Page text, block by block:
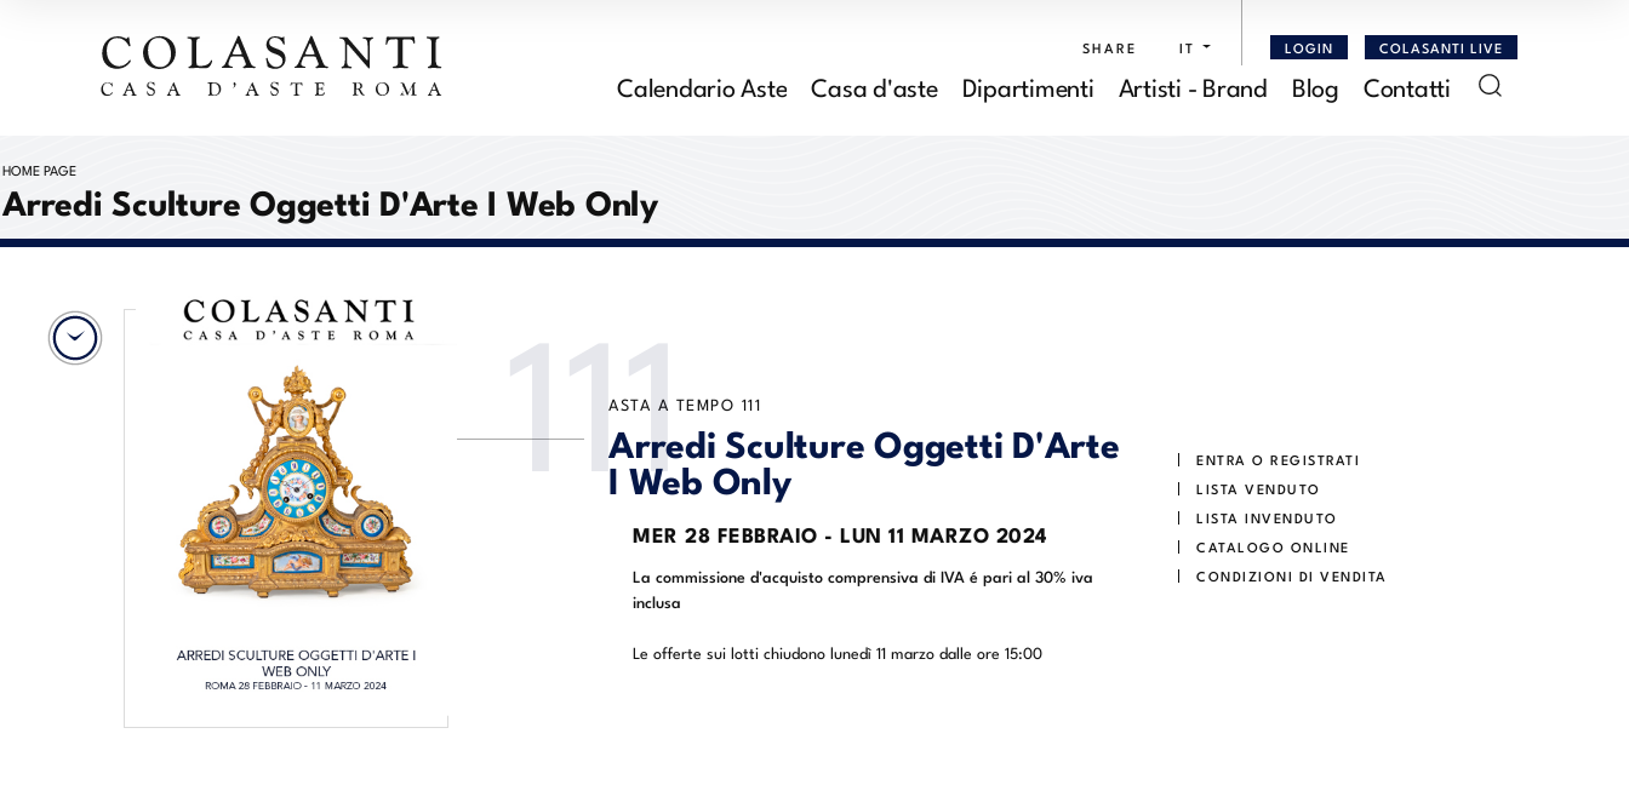
SHARE IT LOGIN COLASANTI LIVE
Calendario Aste Casa d'aste Dipartimenti Artisti - Brand Blog Contatti
HOME PAGE
Arredi Sculture Oggetti D'Arte I Web Only
ASTA A TEMPO 111
111Arredi Sculture Oggetti D'Arte
I Web Only
MER 28 FEBBRAIO - LUN 11 MARZO 2024
La commissione d'acquisto comprensiva di IVA é pari al 30% iva
inclusa
Le offerte sui lotti chiudono lunedì 11 marzo dalle ore 15:00
ENTRA O REGISTRATI
LISTA VENDUTO
LISTA INVENDUTO
CATALOGO ONLINE
CONDIZIONI DI VENDITA